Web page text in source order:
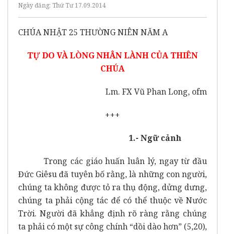
Ngày đăng: Thứ Tư 17.09.2014
CHÚA NHẬT 25 THƯỜNG NIÊN NĂM A
TỰ DO VÀ LÒNG NHÂN LÀNH CỦA THIÊN
CHÚA
Lm. FX Vũ Phan Long, ofm
+++
1.- Ngữ cảnh
Trong các giáo huấn luân lý, ngay từ đầu
Đức Giêsu đã tuyên bố rằng, là những con người,
chúng ta không được tỏ ra thụ động, dửng dưng,
chúng ta phải cộng tác để có thể thuộc về Nước
Trời. Người đã khẳng định rõ ràng rằng chúng
ta phải có một sự công chính “dồi dào hơn” (5,20),